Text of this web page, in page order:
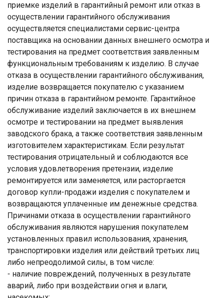
приемке изделий в гарантийный ремонт или отказ в
осуществлении гарантийного обслуживания
осуществляется специалистами сервис-центра
поставщика на основании данных внешнего осмотра и
тестирования на предмет соответствия заявленным
функциональным требованиям к изделию. В случае
отказа в осуществлении гарантийного обслуживания,
изделие возвращается покупателю с указанием
причин отказа в гарантийном ремонте. Гарантийное
обслуживание изделий заключается в их внешнем
осмотре и тестировании на предмет выявления
заводского брака, а также соответствия заявленным
изготовителем характеристикам. Если результат
тестирования отрицательный и соблюдаются все
условия удовлетворения претензии, изделие
ремонтируется или заменяется, или расторгается
договор купли-продажи изделия с покупателем и
возвращаются уплаченные им денежные средства.
Причинами отказа в осуществлении гарантийного
обслуживания являются нарушения покупателем
установленных правил использования, хранения,
транспортировки изделия или действий третьих лиц
либо непреодолимой силы, в том числе:
- наличие повреждений, полученных в результате
аварий, либо при воздействии огня и влаги,